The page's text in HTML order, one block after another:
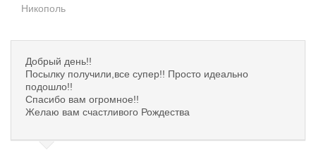
Никополь
Добрый день!!
Посылку получили,все супер!! Просто идеально
подошло!!
Спасибо вам огромное!!
Желаю вам счастливого Рождества